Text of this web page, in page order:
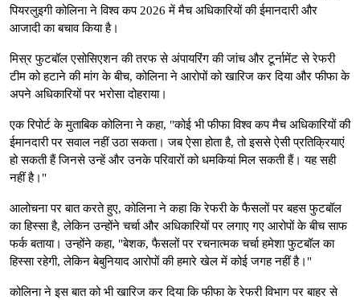
पियरलुइगी कोलिना ने विश्व कप 2026 में मैच अधिकारियों की ईमानदारी और
आजादी का बचाव किया है।
मिस्र फुटबॉल एसोसिएशन की तरफ से अंपायरिंग की जांच और टूर्नामेंट से रेफरी
टीम को हटाने की मांग के बीच, कोलिना ने आरोपों को खारिज कर दिया और फीफा के
अपने अधिकारियों पर भरोसा दोहराया।
एक रिपोर्ट के मुताबिक कोलिना ने कहा, "कोई भी फीफा विश्व कप मैच अधिकारियों की
ईमानदारी पर सवाल नहीं उठा सकता। जब ऐसा होता है, तो इससे ऐसी प्रतिक्रियाएं
हो सकती हैं जिनसे उन्हें और उनके परिवारों को धमकियां मिल सकती हैं। यह सही
नहीं है।"
आलोचना पर बात करते हुए, कोलिना ने कहा कि रेफरी के फैसलों पर बहस फुटबॉल
का हिस्सा है, लेकिन उन्होंने चर्चा और अधिकारियों पर लगाए गए आरोपों के बीच साफ
फर्क बताया। उन्होंने कहा, "बेशक, फैसलों पर रचनात्मक चर्चा हमेशा फुटबॉल का
हिस्सा रहेगी, लेकिन बेबुनियाद आरोपों की हमारे खेल में कोई जगह नहीं है।"
कोलिना ने इस बात को भी खारिज कर दिया कि फीफा के रेफरी विभाग पर बाहर से